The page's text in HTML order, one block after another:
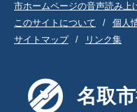
市ホームページの音声読み上
このサイトについて
個人
サイトマップ
リンク集
名取